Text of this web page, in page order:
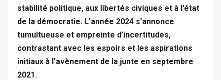
stabilité politique, aux libertés civiques et à l’état
de la démocratie. L’année 2024 s’annonce
tumultueuse et empreinte d’incertitudes,
contrastant avec les espoirs et les aspirations
initiaux à l’avènement de la junte en septembre
2021.